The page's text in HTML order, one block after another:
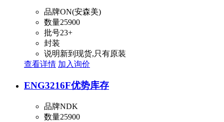
品牌ON(安森美)
数量25900
批号23+
封装
说明新到现货,只有原装
查看详情 加入询价
ENG3216F优势库存
品牌NDK
数量25900